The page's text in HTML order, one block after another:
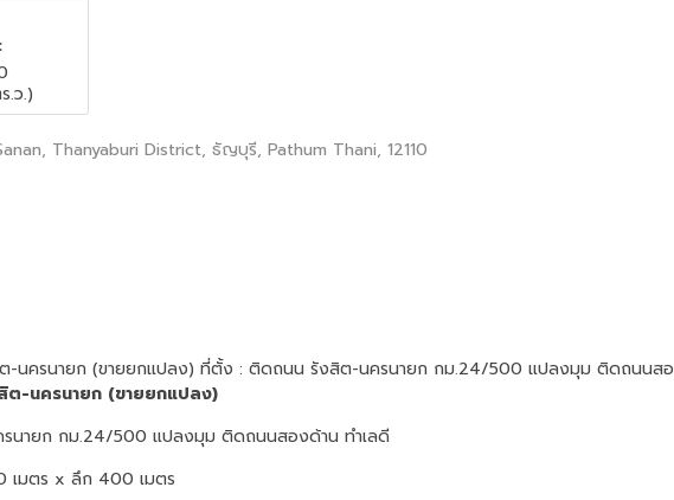
.ว.)
Thanyaburi District, ธัญบุรี, Pathum Thani, 12110
-นครนายก (ขายยกแปลง) ที่ตั้ง : ติดถนน รังสิต-นครนายก กม.24/500 แปลงมุม ติดถนนส
ต-นครนายก (ขายยกแปลง)
นายก กม.24/500 แปลงมุม ติดถนนสองด้าน ทําเลดี
เมตร x ลึก 400 เมตร